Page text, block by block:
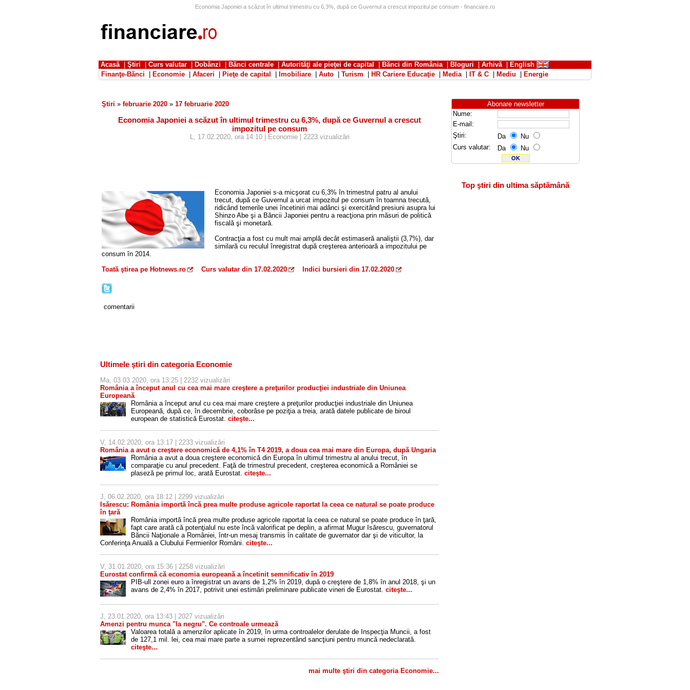
Economia Japoniei a scăzut în ultimul trimestru cu 6,3%, după ce Guvernul a crescut impozitul pe consum - financiare.ro
Acasă| Ştiri Curs valutar Dobânzi Bănci centrale Autorităţi ale pieţei de capital Bănci din România| Bloguri Arhivă|
English
Finanţe-Bănci
Economie Afaceri Pieţe de capital Imobiliare Auto Turism HR Cariere Educaţie Media| IT & C Mediu Energie
Ştiri » februarie 2020 » 17 februarie 2020
Economia Japoniei a scăzut în ultimul trimestru cu 6,3%, după ce Guvernul a crescut
impozitul pe consum
L, 17.02.2020, ora 14:10 | Economie | 2223 vizualizări
Economia Japoniei s-a micşorat cu 6,3% în trimestrul patru al anului
trecut, după ce Guvernul a urcat impozitul pe consum în toamna trecută,
ridicând temerile unei încetiniri mai adânci şi exercitând presiuni asupra lui
Shinzo Abe şi a Băncii Japoniei pentru a reacţiona prin măsuri de politică
fiscală şi monetară.
Contracţia a fost cu mult mai amplă decât estimaseră analiştii (3,7%), dar
similară cu reculul înregistrat după creşterea anterioară a impozitului pe
consum în 2014.
Toată ştirea pe Hotnews.ro
Curs valutar din 17.02.2020 Indici bursieri din 17.02.2020
comentarii
Ultimele ştiri din categoria Economie
Ma, 03.03.2020, ora 13:25 | 2232 vizualizări
România a început anul cu cea mai mare creştere a preţurilor producţiei industriale din Uniunea
Europeană
România a început anul cu cea mai mare creştere a preţurilor producţiei industriale din Uniunea
Europeană, după ce, în decembrie, coborâse pe poziţia a treia, arată datele publicate de biroul
european de statistică Eurostat. citeşte...
V, 14.02.2020, ora 13:17 | 2233 vizualizări
România a avut o creştere economică de 4,1% în T4 2019, a doua cea mai mare din Europa, după Ungaria
România a avut a doua creştere economică din Europa în ultimul trimestru al anului trecut, în
comparaţie cu anul precedent. Faţă de trimestrul precedent, creşterea economică a României se
plaseză pe primul loc, arată Eurostat. citeşte...
J, 06.02.2020, ora 18:12 | 2299 vizualizări
Isărescu: România importă încă prea multe produse agricole raportat la ceea ce natural se poate produce
în ţară
România importă încă prea multe produse agricole raportat la ceea ce natural se poate produce în ţară,
fapt care arată că potenţialul nu este încă valorificat pe deplin, a afirmat Mugur Isărescu, guvernatorul
Băncii Naţionale a României, într-un mesaj transmis în calitate de guvernator dar şi de viticultor, la
Conferinţa Anuală a Clubului Fermierilor Români. citeşte...
V, 31.01.2020, ora 15:36 | 2258 vizualizări
Eurostat confirmă că economia europeană a încetinit semnificativ în 2019
PIB-ull zonei euro a înregistrat un avans de 1,2% în 2019, după o creştere de 1,8% în anul 2018, şi un
avans de 2,4% în 2017, potrivit unei estimări preliminare publicate vineri de Eurostat. citeşte...
J, 23.01.2020, ora 13:43 | 2027 vizualizări
Amenzi pentru munca "la negru". Ce controale urmează
Valoarea totală a amenzilor aplicate în 2019, în urma controalelor derulate de Inspecţia Muncii, a fost
de 127,1 mil. lei, cea mai mare parte a sumei reprezentând sancţiuni pentru muncă nedeclarată.
citeşte...
mai multe ştiri din categoria Economie...
Abonare newsletter
Nume:
E-mail:
Ştiri:
Da
Nu
Curs valutar:
Da Nu
Top ştiri din ultima săptămână